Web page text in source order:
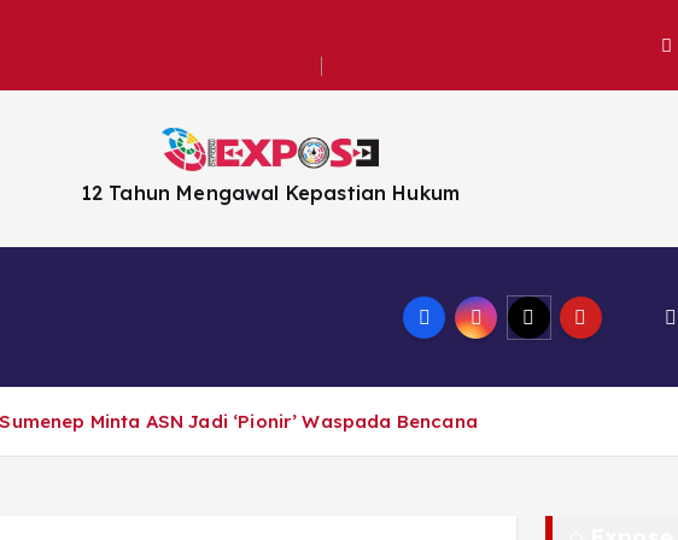
12 Tahun Mengawal Kepastian Hukum
Minta ASN Jadi ‘Pionir’ Waspada Bencana